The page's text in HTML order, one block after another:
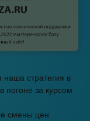
стратегия в
за курсом
смены цен